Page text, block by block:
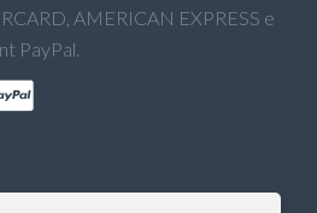
AMERICAN EXPRESS e
PayPal.